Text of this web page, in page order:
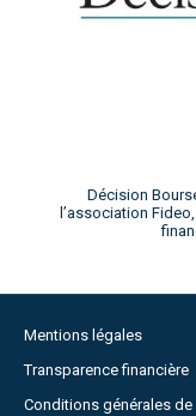
Décision
l’association
Mentions légales
Transparence financière
Conditions générales de